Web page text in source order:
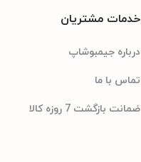
خدمات مشتریان
درباره جیمبوشاپ
تماس با ما
ضمانت بازگشت 7 روزه کالا